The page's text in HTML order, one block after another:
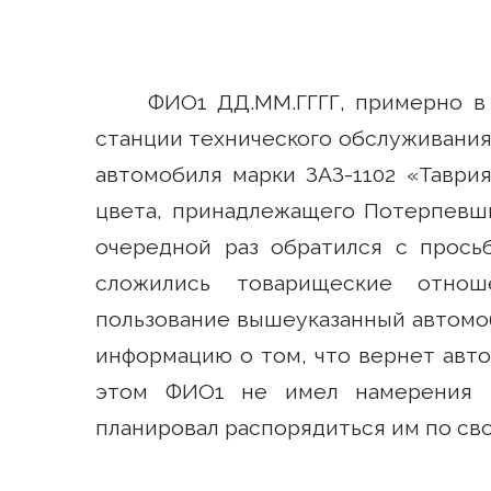
ФИО1 ДД.ММ.ГГГГ, примерно в
станции технического
автомобиля марки ЗАЗ-1102
цвета, принадлежащего
очередной раз обратился с
сложились товарищеские
пользование вышеуказанный
информацию о том, что вернет
этом ФИО1 не имел намерения
планировал распорядиться им по